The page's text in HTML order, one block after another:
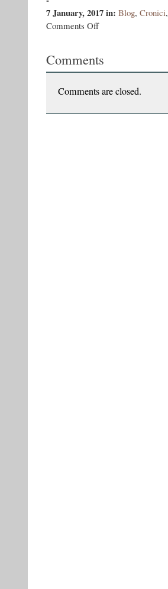
7 January, 2017in: Blog, Cronici,
Comments Offon
de
”Bandiții”,
Comments
Comments are closed.